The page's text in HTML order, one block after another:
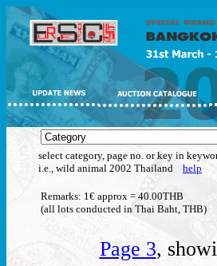
select category, page no. or key in
i.e., wild animal 2002 Thailand help
Remarks: 1€ approx = 40.00THB
(all lots conducted in Thai Baht, THB)
Page 3,